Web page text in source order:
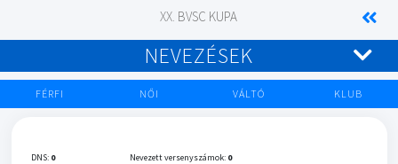
XX. BVSC KUPA
NEVEZÉSEK
FÉRFI NŐI VÁLTÓ KLUB
DNS: 0
Nevezett versenyszámok: 0